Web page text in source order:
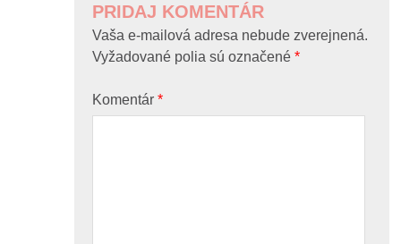
PRIDAJ KOMENTÁR
Vaša e-mailová adresa nebude zverejnená.
Vyžadované polia sú označené*
Komentár*